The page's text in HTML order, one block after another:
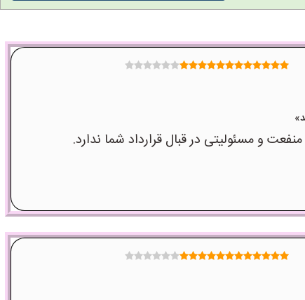
و مسئولیتی در قبال قرارداد شما ندارد.